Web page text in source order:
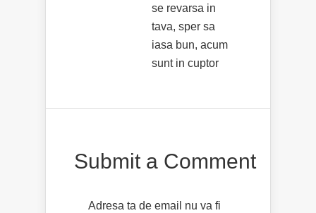
se revarsa in
tava, sper sa
iasa bun, acum
sunt in cuptor
Submit a Comment
Adresa ta de email nu va fi